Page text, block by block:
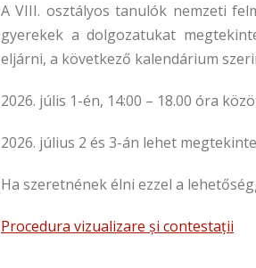
A VIII. osztályos tanulók nemzeti
gyerekek a dolgozatukat
eljárni, a következő kalendárium
2026. júlis 1-én, 14:00 – 18.00 óra
2026. július 2 és 3-án lehet
Ha szeretnének élni ezzel a
Procedura vizualizare și contestații